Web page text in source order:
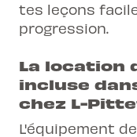
tes leçons
progression.
La location
incluse
chez L-
L'équipement